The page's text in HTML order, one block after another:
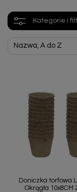
Kategorie i
Doniczka torfowa
Okrągła 10x8CM